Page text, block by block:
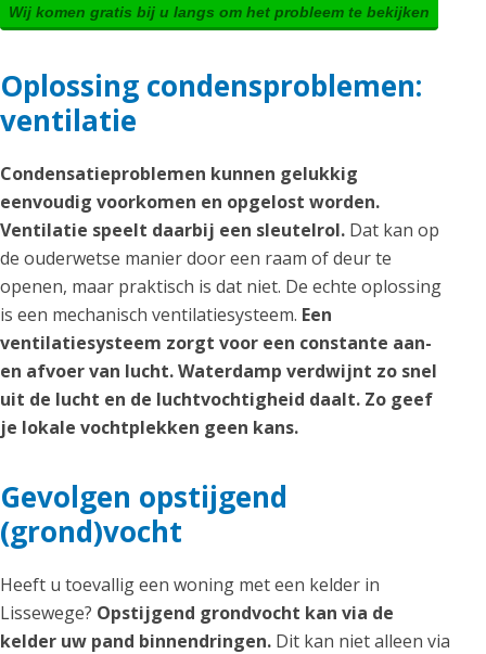
Wij komen gratis bij u langs om het probleem te bekijken
Oplossing condensproblemen:
ventilatie
Condensatieproblemen kunnen gelukkig
eenvoudig voorkomen en opgelost worden.
Ventilatie speelt daarbij een sleutelrol. Dat kan op
de ouderwetse manier door een raam of deur te
openen, maar praktisch is dat niet. De echte oplossing
is een mechanisch ventilatiesysteem. Een
ventilatiesysteem zorgt voor een constante aan-
en afvoer van lucht. Waterdamp verdwijnt zo snel
uit de lucht en de luchtvochtigheid daalt. Zo geef
je lokale vochtplekken geen kans.
Gevolgen opstijgend
(grond)vocht
Heeft u toevallig een woning met een kelder in
Lissewege? Opstijgend grondvocht kan via de
kelder uw pand binnendringen. Dit kan niet alleen via